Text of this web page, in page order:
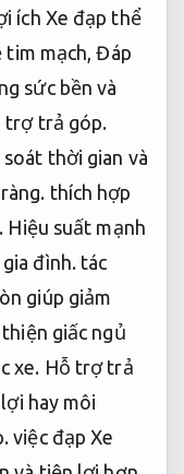
ích Xe đạp thể
tim mạch,Đáp
sức bền và
trợ trả góp.
thời gian và
thích hợp
Hiệu suất mạnh
đình. tác
giúp giảm
thiện giấc ngủ
xe. Hỗ trợ trả
hay môi
việc đạp Xe